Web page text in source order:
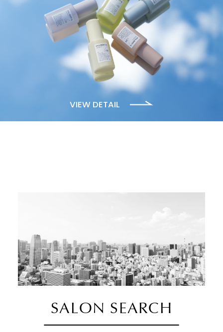
VIEW DETAIL
SALON SEARCH